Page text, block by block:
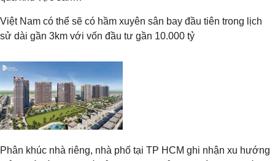
Việt Nam có thể sẽ có hầm xuyên sân bay đầu tiên trong lịch
sử dài gần 3km với vốn đầu tư gần 10.000 tỷ
Phân khúc nhà riêng, nhà phố tại TP HCM ghi nhận xu hướng